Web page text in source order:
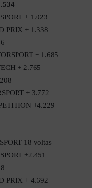
+ 1.023
PRIX + 1.338
+ 1.685
+ 2.765
+ 3.772
+4.229
18 voltas
+2.451
PRIX + 4.692